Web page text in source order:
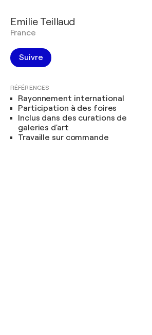
Emilie Teillaud
France
Suivre
RÉFÉRENCES
Rayonnement international
Participation à des foires
Inclus dans des curations de
galeries d'art
Travaille sur commande